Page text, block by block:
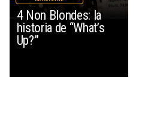
4 Non Blondes: la
historia de “What’s
Up?”